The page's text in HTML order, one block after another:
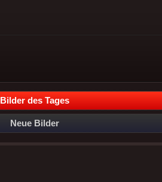
Bilder des Tages
Neue Bilder